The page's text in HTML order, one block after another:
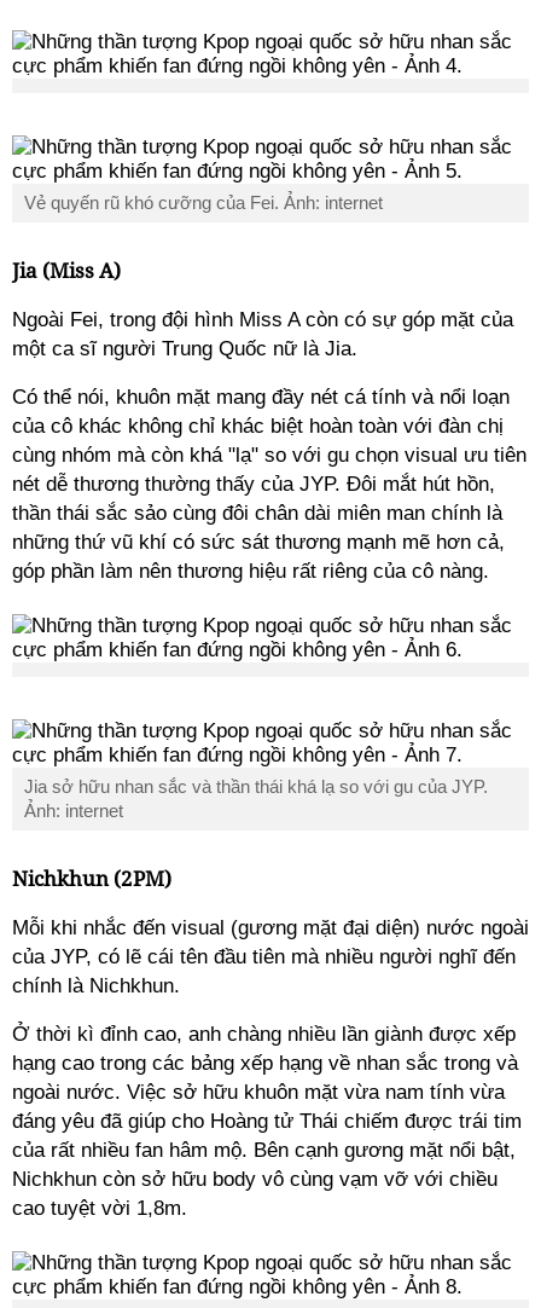
Vẻ quyến rũ khó cưỡng của Fei. Ảnh: internet
Jia (Miss A)
Ngoài Fei, trong đội hình Miss A còn có sự góp mặt của
một ca sĩ người Trung Quốc nữ là Jia.
Có thể nói, khuôn mặt mang đầy nét cá tính và nổi loạn
của cô khác không chỉ khác biệt hoàn toàn với đàn chị
cùng nhóm mà còn khá "lạ" so với gu chọn visual ưu tiên
nét dễ thương thường thấy của JYP. Đôi mắt hút hồn,
thần thái sắc sảo cùng đôi chân dài miên man chính là
những thứ vũ khí có sức sát thương mạnh mẽ hơn cả,
góp phần làm nên thương hiệu rất riêng của cô nàng.
Jia sở hữu nhan sắc và thần thái khá lạ so với gu của JYP.
Ảnh: internet
Nichkhun (2PM)
Mỗi khi nhắc đến visual (gương mặt đại diện) nước ngoài
của JYP, có lẽ cái tên đầu tiên mà nhiều người nghĩ đến
chính là Nichkhun.
Ở thời kì đỉnh cao, anh chàng nhiều lần giành được xếp
hạng cao trong các bảng xếp hạng về nhan sắc trong và
ngoài nước. Việc sở hữu khuôn mặt vừa nam tính vừa
đáng yêu đã giúp cho Hoàng tử Thái chiếm được trái tim
của rất nhiều fan hâm mộ. Bên cạnh gương mặt nổi bật,
Nichkhun còn sở hữu body vô cùng vạm vỡ với chiều
cao tuyệt vời 1,8m.